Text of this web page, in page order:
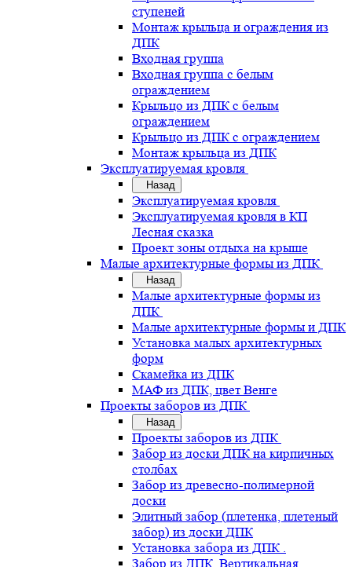
ступеней
Монтаж крыльца и ограждения из
ДПК
Входная группа
Входная группа с белым
ограждением
Крыльцо из ДПК с белым
ограждением
Крыльцо из ДПК с ограждением
Монтаж крыльца из ДПК
Эксплуатируемая кровля
Назад
Эксплуатируемая кровля
Эксплуатируемая кровля в КП
Лесная сказка
Проект зоны отдыха на крыше
Малые архитектурные формы из ДПК
Назад
Малые архитектурные формы из
ДПК
Малые архитектурные формы и ДПК
Установка малых архитектурных
форм
Скамейка из ДПК
МАФ из ДПК, цвет Венге
Проекты заборов из ДПК
Назад
Проекты заборов из ДПК
Забор из доски ДПК на кирпичных
столбах
Забор из древесно-полимерной
доски
Элитный забор (плетенка, плетеный
забор) из доски ДПК
Установка забора из ДПК .
Забор из ДПК. Вертикальная